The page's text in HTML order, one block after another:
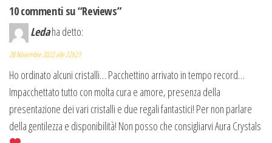
10 commenti su “Reviews”
Ledaha detto:
28 Novembre 2022 alle 22h23
Ho ordinato alcuni cristalli… Pacchettino arrivato in tempo record…
Impacchettato tutto con molta cura e amore, presenza della
presentazione dei vari cristalli e due regali fantastici! Per non parlare
della gentilezza e disponibilità! Non posso che consigliarvi Aura Crystals